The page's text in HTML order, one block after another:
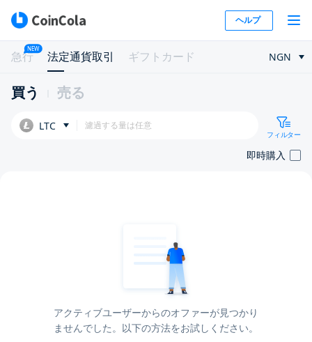
ヘルプ
急行
NEW
法定通貨取引 ギフトカード NGN
買う 売る
LTC
フィルター
即時購入
アクティブユーザーからのオファーが見つかり
ませんでした。以下の方法をお試しください。